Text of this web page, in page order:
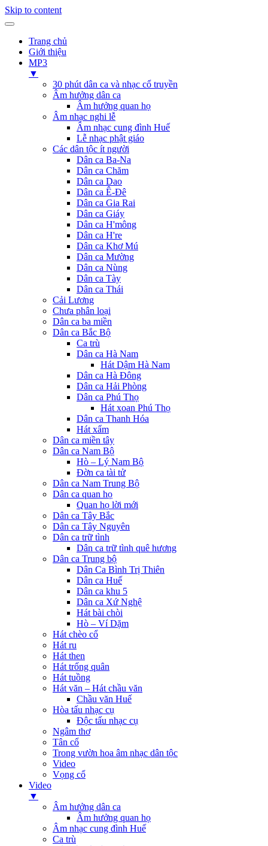
Skip to content
Trang chủ
Giới thiệu
MP3
▼
30 phút dân ca và nhạc cổ truyền
Âm hưởng dân ca
Âm hưởng quan họ
Âm nhạc nghi lễ
Âm nhạc cung đình Huế
Lễ nhạc phật giáo
Các dân tộc ít người
Dân ca Ba-Na
Dân ca Chăm
Dân ca Dao
Dân ca Ê-Đê
Dân ca Gia Rai
Dân ca Giáy
Dân ca H'mông
Dân ca H're
Dân ca Khơ Mú
Dân ca Mường
Dân ca Nùng
Dân ca Tày
Dân ca Thái
Cải Lương
Chưa phân loại
Dân ca ba miền
Dân ca Bắc Bộ
Ca trù
Dân ca Hà Nam
Hát Dậm Hà Nam
Dân ca Hà Đông
Dân ca Hải Phòng
Dân ca Phú Thọ
Hát xoan Phú Thọ
Dân ca Thanh Hóa
Hát xẩm
Dân ca miền tây
Dân ca Nam Bộ
Hò – Lý Nam Bộ
Đờn ca tài tử
Dân ca Nam Trung Bộ
Dân ca quan họ
Quan họ lời mới
Dân ca Tây Bắc
Dân ca Tây Nguyên
Dân ca trữ tình
Dân ca trữ tình quê hương
Dân ca Trung bộ
Dân Ca Bình Trị Thiên
Dân ca Huế
Dân ca khu 5
Dân ca Xứ Nghệ
Hát bài chòi
Hò – Ví Dặm
Hát chèo cổ
Hát ru
Hát then
Hát trống quân
Hát tuồng
Hát văn – Hát chầu văn
Chầu văn Huế
Hòa tấu nhạc cụ
Độc tấu nhạc cụ
Ngâm thơ
Tân cổ
Trong vườn hoa âm nhạc dân tộc
Video
Vọng cổ
Video
▼
Âm hưởng dân ca
Âm hưởng quan họ
Âm nhạc cung đình Huế
Ca trù